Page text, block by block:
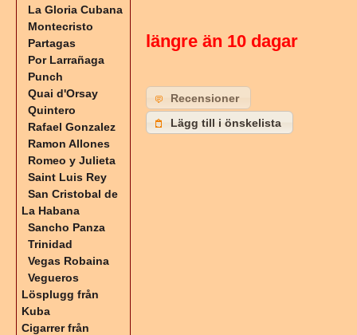
längre än 10 dagar
Recensioner
Lägg till i önskelista
La Gloria Cubana
Montecristo
Partagas
Por Larrañaga
Punch
Quai d'Orsay
Quintero
Rafael Gonzalez
Ramon Allones
Romeo y Julieta
Saint Luis Rey
San Cristobal de
La Habana
Sancho Panza
Trinidad
Vegas Robaina
Vegueros
Lösplugg från
Kuba
Cigarrer från